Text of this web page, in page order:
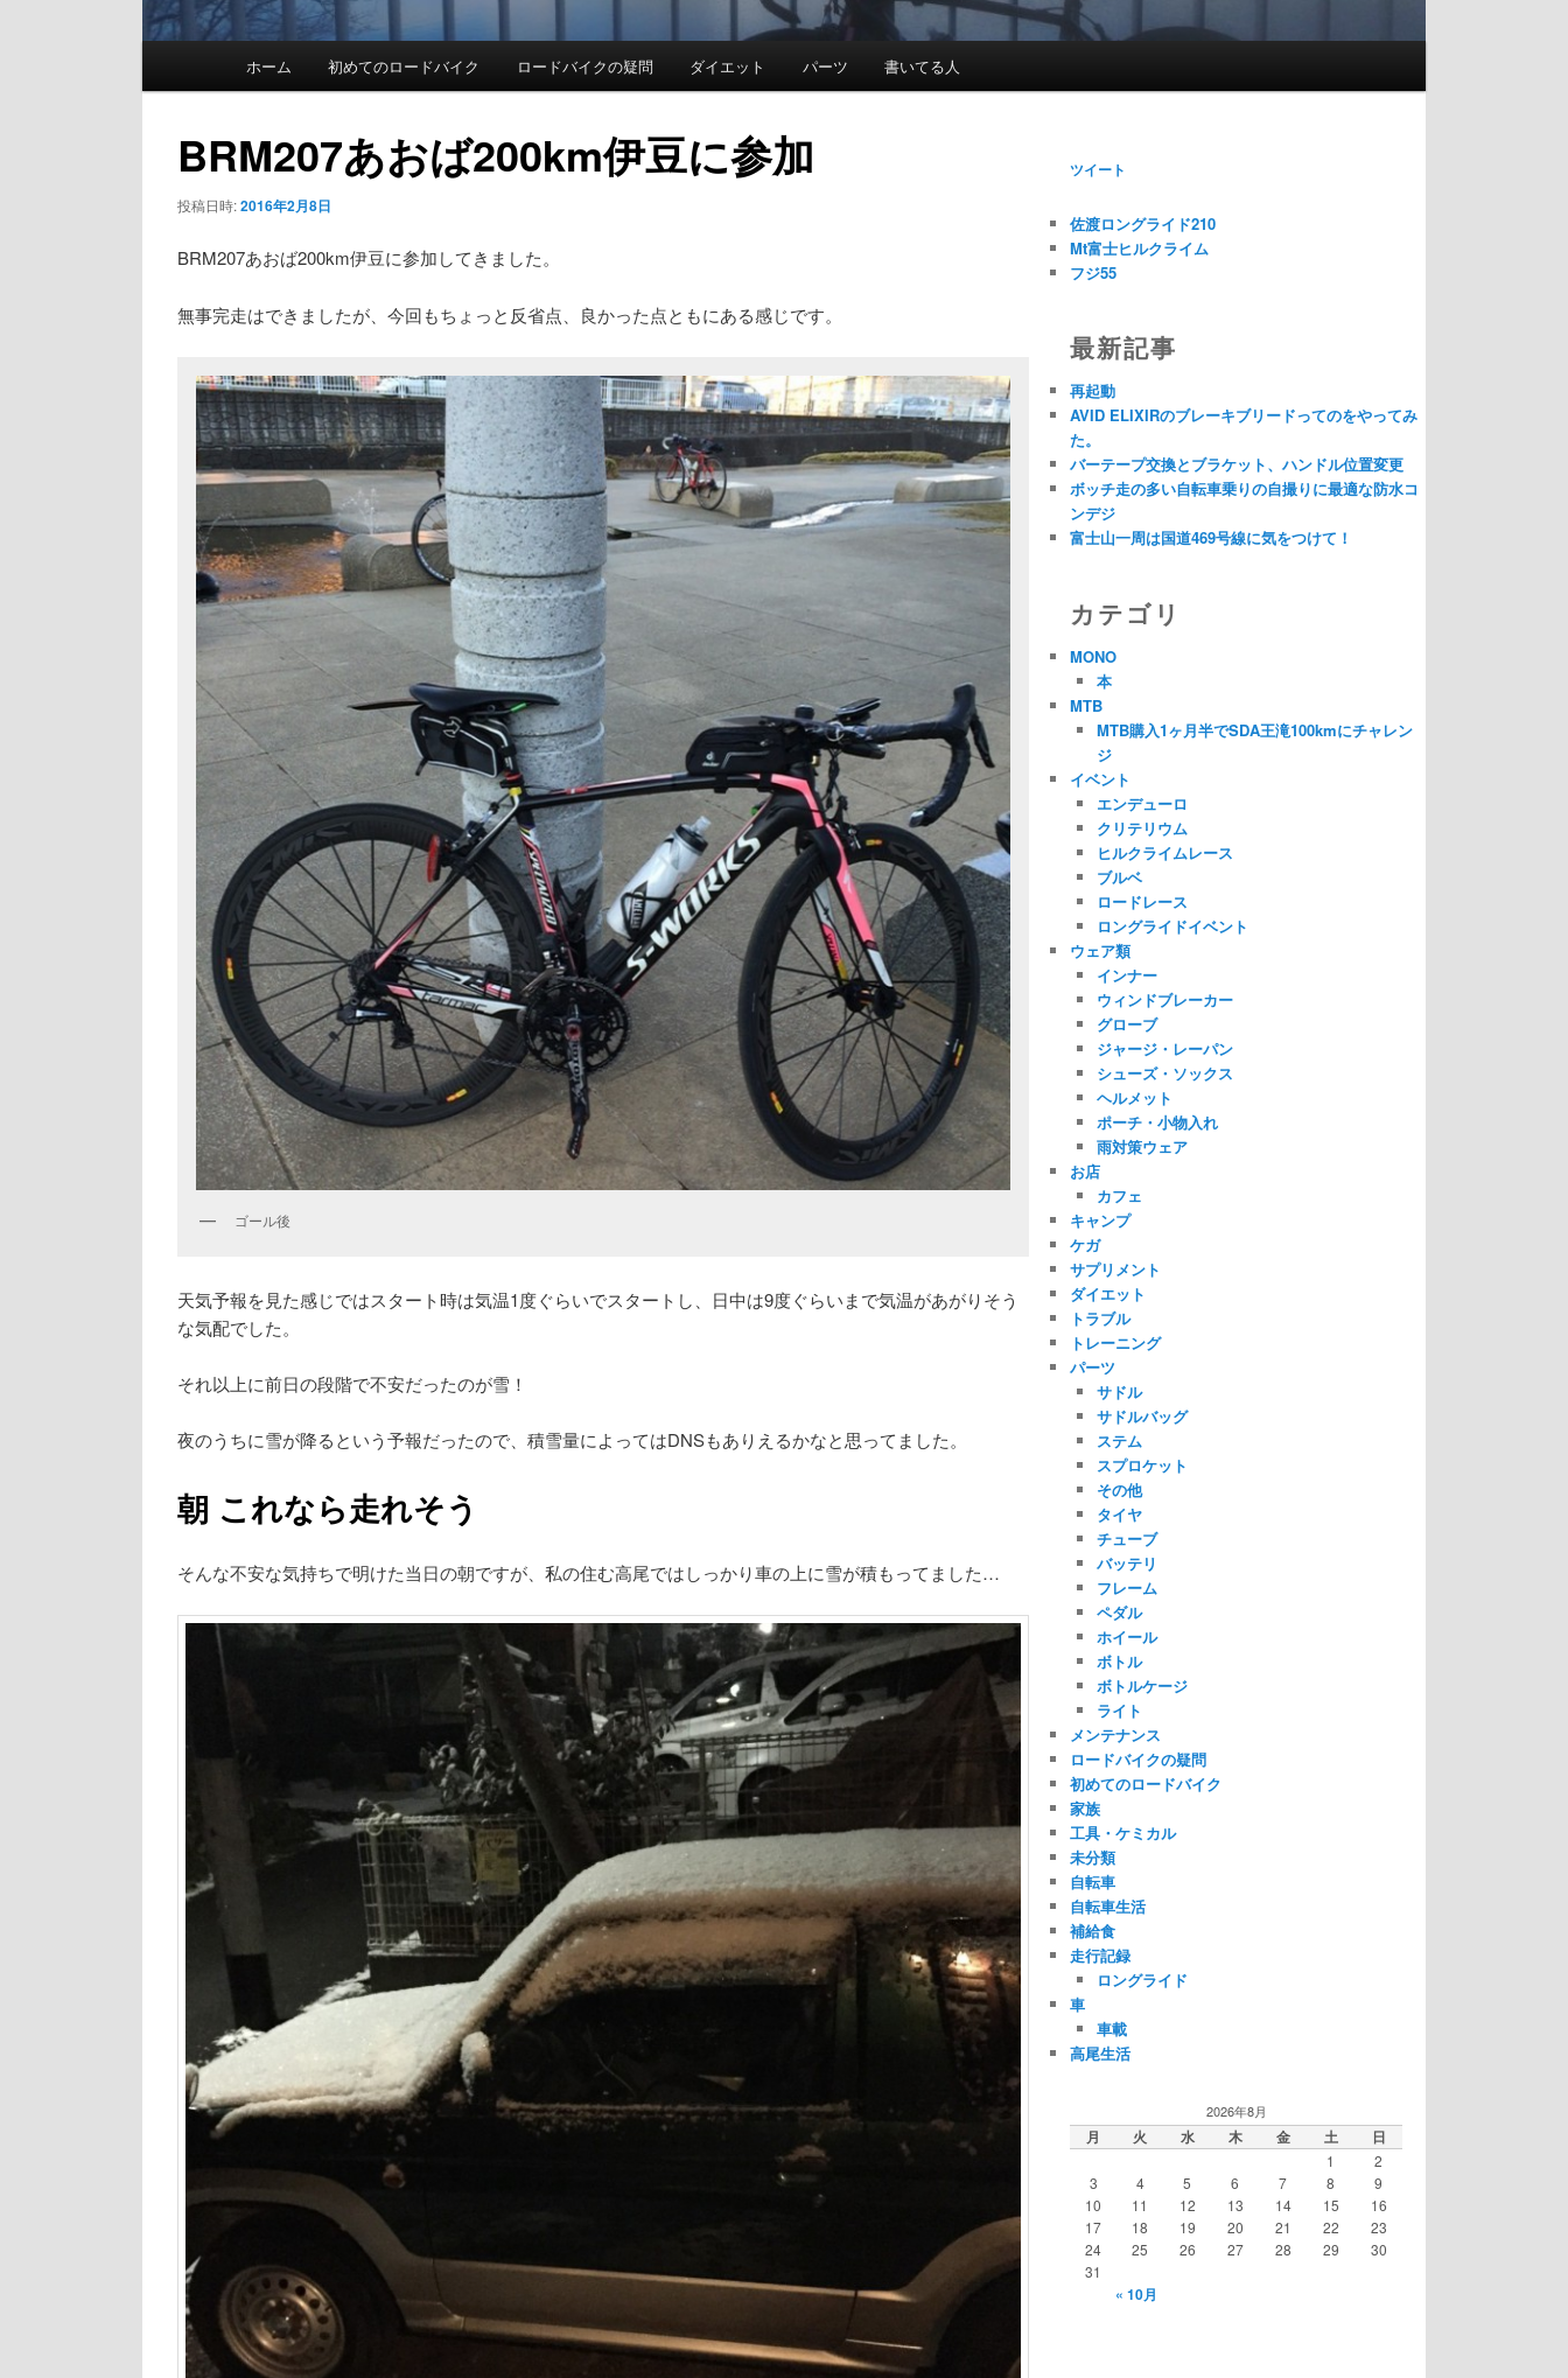
イ
ホーム 初めてのロードバイク ロードバイクの疑問 ダイエット パーツ 書いてる人
BRM207あおば200km伊豆に参加
投稿日時:2016年2月8日
BRM207あおば200km伊豆に参加してきました。
無事完走はできましたが、今回もちょっと反省点、良かった点ともにある感じです。
ゴール後
天気予報を見た感じではスタート時は気温1度ぐらいでスタートし、日中は9度ぐらいまで気温があがりそう
な気配でした。
それ以上に前日の段階で不安だったのが雪！
夜のうちに雪が降るという予報だったので、積雪量によってはDNSもありえるかなと思ってました。
朝 これなら走れそう
そんな不安な気持ちで明けた当日の朝ですが、私の住む高尾ではしっかり車の上に雪が積もってました…
ツイート
佐渡ロングライド210
Mt富士ヒルクライム
フジ55
最新記事
再起動
AVID ELIXIRのブレーキブリードってのをやってみ
た。
バーテープ交換とブラケット、ハンドル位置変更
ボッチ走の多い自転車乗りの自撮りに最適な防水コ
ンデジ
富士山一周は国道469号線に気をつけて！
カテゴリ
MONO
本
MTB
MTB購入1ヶ月半でSDA王滝100kmにチャレン
ジ
イベント
エンデューロ
クリテリウム
ヒルクライムレース
ブルベ
ロードレース
ロングライドイベント
ウェア類
インナー
ウィンドブレーカー
グローブ
ジャージ・レーパン
シューズ・ソックス
ヘルメット
ポーチ・小物入れ
雨対策ウェア
お店
カフェ
キャンプ
ケガ
サプリメント
ダイエット
トラブル
トレーニング
パーツ
サドル
サドルバッグ
ステム
スプロケット
その他
タイヤ
チューブ
バッテリ
フレーム
ペダル
ホイール
ボトル
ボトルケージ
ライト
メンテナンス
ロードバイクの疑問
初めてのロードバイク
家族
工具・ケミカル
未分類
自転車
自転車生活
補給食
走行記録
ロングライド
車
車載
高尾生活
2026年8月
月 火 水 木 金 土 日
1
2
3
4 5 6 7 8
9
10
11 12 13 14 15
16
17
18 19 20 21 22
23
24
25 26 27 28 29
30
31
« 10月